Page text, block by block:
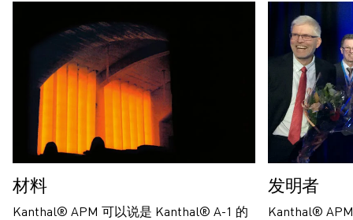
材料
Kanthal® APM 可以说是 Kanthal® A-1 的
发明者
Kanthal®